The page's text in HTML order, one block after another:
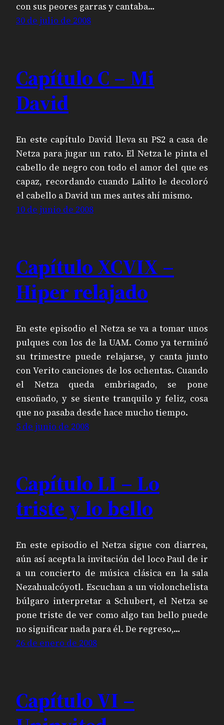
con sus peores garras y cantaba…
30 de julio de 2008
Capítulo C – Mi
David
En este capítulo David lleva su PS2 a casa de
Netza para jugar un rato. El Netza le pinta el
cabello de negro con todo el amor del que es
capaz, recordando cuando Lalito le decoloró
el cabello a David un mes antes ahí mismo.
10 de junio de 2008
Capítulo XCVIX –
Hiper relajado
En este episodio el Netza se va a tomar unos
pulques con los de la UAM. Como ya terminó
su trimestre puede relajarse, y canta junto
con Verito canciones de los ochentas. Cuando
el Netza queda embriagado, se pone
ensoñado, y se siente tranquilo y feliz, cosa
que no pasaba desde hace mucho tiempo.
5 de junio de 2008
Capítulo LI – Lo
triste y lo bello
En este episodio el Netza sigue con diarrea,
aún así acepta la invitación del loco Paul de ir
a un concierto de música clásica en la sala
Nezahualcóyotl. Escuchan a un violonchelista
búlgaro interpretar a Schubert, el Netza se
pone triste de ver como algo tan bello puede
no significar nada para él. De regreso,…
26 de enero de 2008
Capítulo VI –